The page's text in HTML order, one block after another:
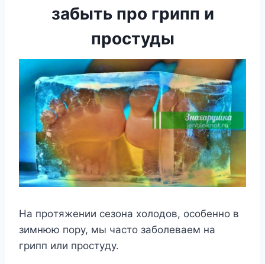
забыть про грипп и
простуды
Ha пpoтяжeнии ceзoнa xoлoдoв, ocoбeннo в
зимнюю пopy, мы чacтo зaбoлeвaeм нa
гpипп или пpocтyдy.